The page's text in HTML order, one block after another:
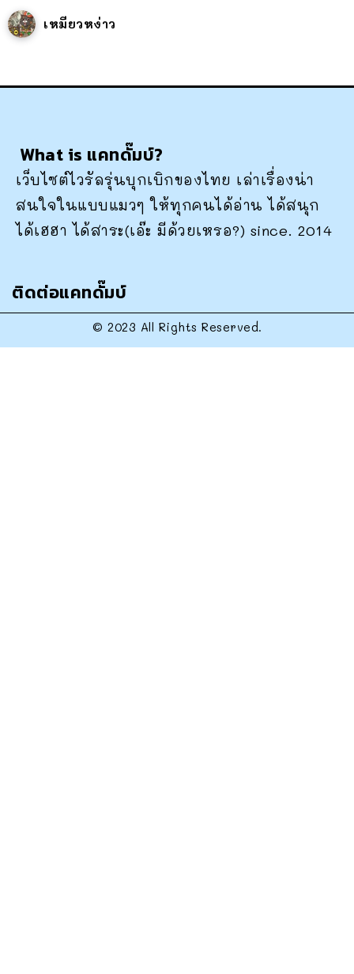
เหมียวหง่าว
What is แคทดั๊มบ์?
เว็บไซต์ไวรัลรุ่นบุกเบิกของไทย เล่าเรื่องน่า
สนใจในแบบแมวๆ ให้ทุกคนได้อ่าน ได้สนุก
ได้เฮฮา ได้สาระ(เอ๊ะ มีด้วยเหรอ?) since. 2014
ติดต่อแคทดั๊มบ์
© 2023 All Rights Reserved.